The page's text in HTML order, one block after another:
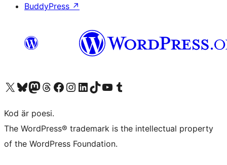
BuddyPress ↗
Besök vår X-konto (f.d. Twitter)
Besök vårt Bluesky-konto
Besök vårt Mastodon-konto
Besök vårt Thread-konto
Besök vår Facebook-sidaBesök vårt Instagram-konto
Besök vårt LinkedIn-konto
Besök vårt TikTok-konto
Besök vår YouTube-kanalBesök vårt Tumblr-konto
Kod är poesi.
The WordPress® trademark is the intellectual property
of the WordPress Foundation.